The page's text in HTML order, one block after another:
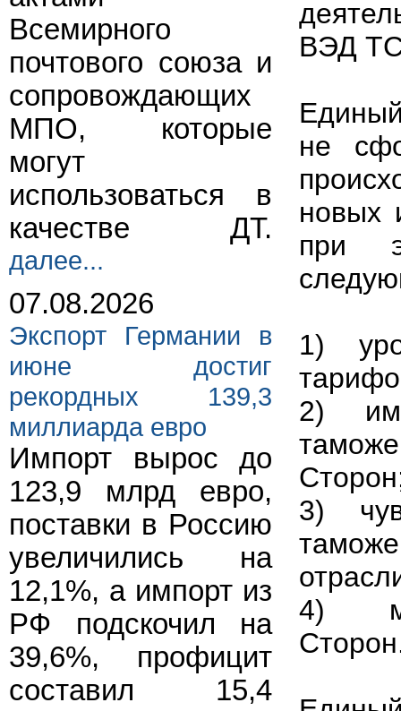
Всемирного
почтового союза и
сопровождающих
МПО, которые
могут
использоваться в
качестве ДТ.
далее...
07.08.2026
Экспорт Германии в
июне достиг
рекордных 139,3
миллиарда евро
Импорт вырос до
123,9 млрд евро,
поставки в Россию
увеличились на
12,1%, а импорт из
РФ подскочил на
39,6%, профицит
составил 15,4
ВЭД
не
новых
при
1)
2)
3)
4)